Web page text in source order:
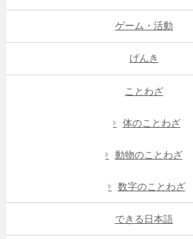
ゲーム・活動
げんき
ことわざ
体のことわざ
動物のことわざ
数字のことわざ
できる日本語